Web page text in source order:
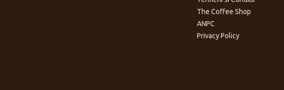
The Coffee Shop
ANPC
Privacy Policy